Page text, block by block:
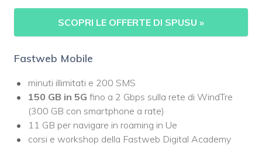
SCOPRI LE OFFERTE DI SPUSU »
Fastweb Mobile
minuti illimitati e 200 SMS
150 GB in 5G fino a 2 Gbps sulla rete di WindTre
(300 GB con smartphone a rate)
11 GB per navigare in roaming in Ue
corsi e workshop della Fastweb Digital Academy